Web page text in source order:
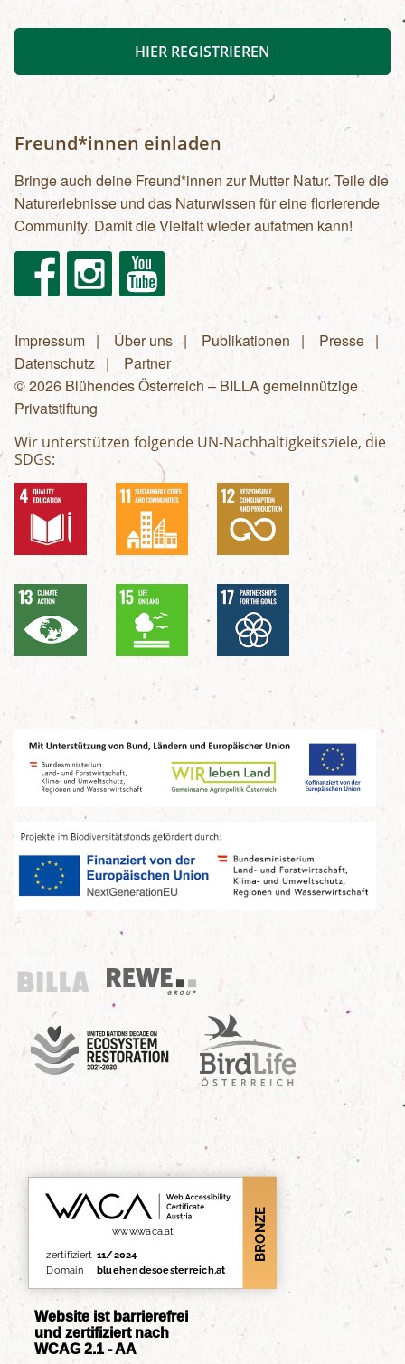
HIER REGISTRIEREN
Freund*innen einladen
Bringe auch deine Freund*innen zur Mutter Natur. Teile die
Naturerlebnisse und das Naturwissen für eine florierende
Community. Damit die Vielfalt wieder aufatmen kann!
FacebookInstagram Youtube
Fußzeilenmenü
Impressum Über uns Publikationen
Presse
Datenschutz
Partner
© 2026 Blühendes Österreich – BILLA gemeinnützige
Privatstiftung
Wir unterstützen folgende UN-Nachhaltigkeitsziele, die
SDGs:
Billa
REWE Group
UN Decade
Birdlife